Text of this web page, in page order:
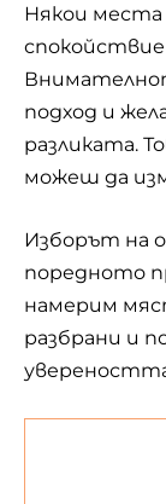
Някои
подход и
разликата.
можеш да
Изборът на
поредното
намерим
разбрани и